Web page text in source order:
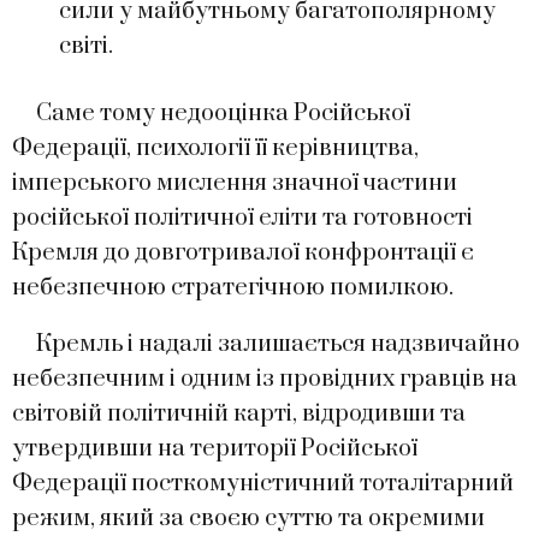
сили у майбутньому багатополярному
світі.
Саме тому недооцінка Російської
Федерації, психології її керівництва,
імперського мислення значної частини
російської політичної еліти та готовності
Кремля до довготривалої конфронтації є
небезпечною стратегічною помилкою.
Кремль і надалі залишається надзвичайно
небезпечним і одним із провідних гравців на
світовій політичній карті, відродивши та
утвердивши на території Російської
Федерації посткомуністичний тоталітарний
режим, який за своєю суттю та окремими